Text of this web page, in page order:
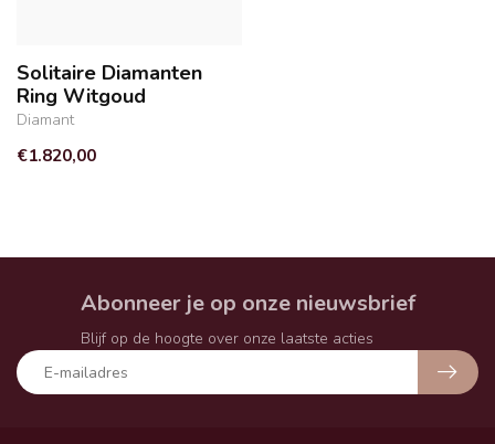
Solitaire Diamanten
Ring Witgoud
Diamant
€1.820,00
Abonneer je op onze nieuwsbrief
Blijf op de hoogte over onze laatste acties